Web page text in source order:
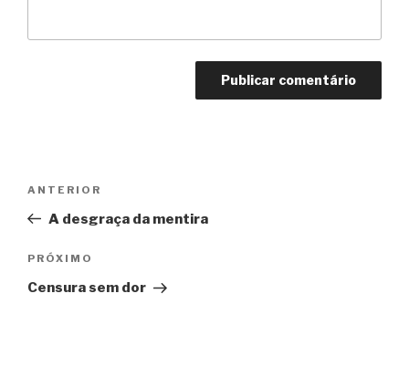
Post
Anterior
ANTERIOR
A desgraça da mentira
Próximo
PRÓXIMO
Censura sem dor